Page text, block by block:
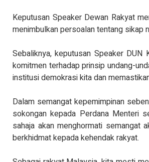
Keputusan Speaker Dewan Rakyat
menimbulkan persoalan tentang sikap
Sebaliknya, keputusan Speaker DUN
komitmen terhadap prinsip undang-
institusi demokrasi kita dan
Dalam semangat kepemimpinan
sokongan kepada Perdana Menteri
sahaja akan menghormati semangat
berkhidmat kepada kehendak rakyat.